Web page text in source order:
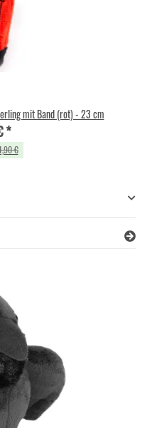
mit Band (rot) - 23 cm
*
€